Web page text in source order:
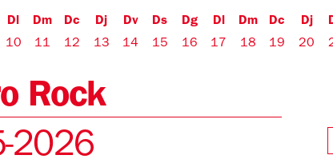
Dl
10
Dm
11
Dc
12
Dj
13
Dv
14
Ds
15
Dg
16
Dl
17
Dm
18
Dc
19
Dj
20
Rock
2026